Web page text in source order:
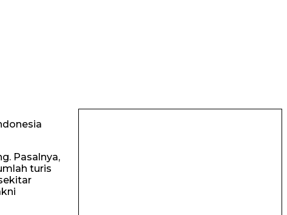
Pasalnya,
turis